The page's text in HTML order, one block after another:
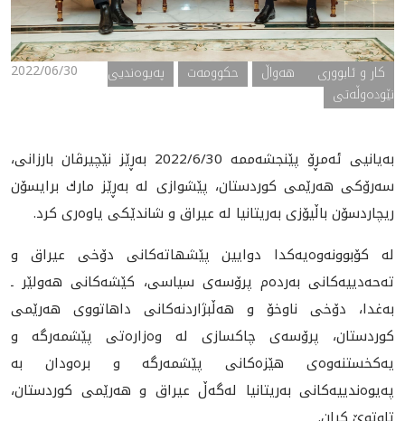
2022/06/30 کار و ئابووری هه‌واڵ حکوومه‌ت
په‌یوه‌ندیی
نێوده‌وڵه‌تی
به‌يانيى ئه‌مڕۆ پێنجشه‌ممه‌ 2022/6/30 به‌ڕێز نێچيرڤان بارزانى،
سه‌رۆكى هه‌رێمى ‏كوردستان، پێشوازى له‌ به‌ڕێز مارك برايسۆن
ريچاردسۆن باڵيۆزى به‌ريتانيا له‌ ‏عيراق و شاندێكى ياوه‌رى كرد.‏
له‌ كۆبوونه‌وه‌يه‌كدا دوايين پێشهاته‌كانى دۆخى عيراق و
ته‌حه‌دييه‌كانى به‌رده‌م ‏پرۆسه‌ى سياسى، كێشه‌كانى هه‌ولێر ـ
به‌غدا، دۆخى ناوخۆ و هه‌ڵبژاردنه‌كانى ‏داهاتووى هه‌رێمى
كوردستان، پرۆسه‌ى چاكسازى له‌ وه‌زاره‌تى پێشمه‌رگه‌ و
‏يه‌كخستنه‌وه‌ى هێزه‌كانى پێشمه‌رگه‌ و بره‌ودان به‌
په‌يوه‌ندييه‌كانى به‌ريتانيا له‌گه‌ڵ ‏عيراق و هه‌رێمى كوردستان،